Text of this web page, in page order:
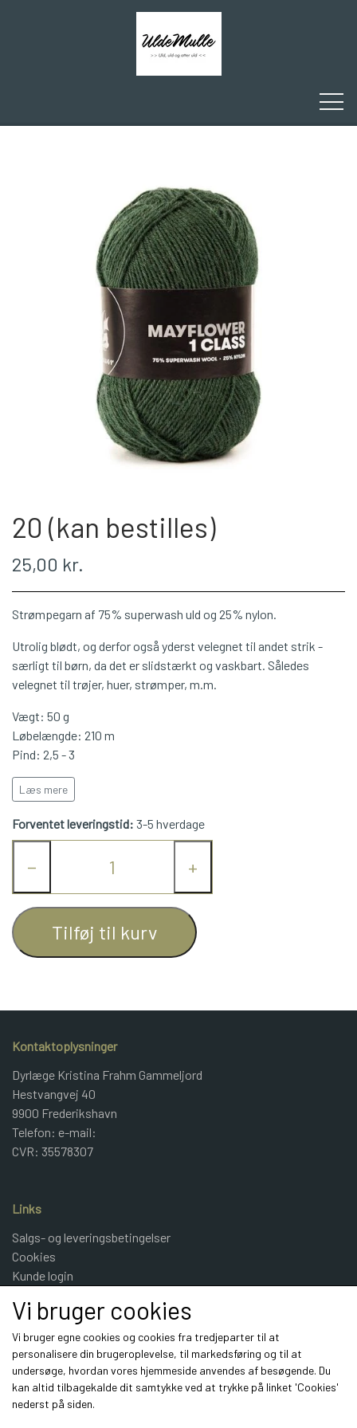
FORSIDE
ULDEMULLE
KONTAKT
WEBSHOP
PLÖTULOPI
LÉTTLOPI
1 CLASS
BOMULD 8/4
JUNIOR BOMULD
GAVEKORT
20 (kan bestilles)
25,00 kr.
Strømpegarn af 75% superwash uld og 25% nylon.
Utrolig blødt, og derfor også yderst velegnet til andet strik -
særligt til børn, da det er slidstærkt og vaskbart. Således
velegnet til trøjer, huer, strømper, m.m.
Vægt: 50 g
Løbelængde: 210 m
Pind: 2,5 - 3
Kan maskinvaskes ved 40 grader
Læs mere
Forventet leveringstid: 3-5 hverdage
− +
Tilføj til kurv
Kontaktoplysninger
Dyrlæge Kristina Frahm Gammeljord
Hestvangvej 40
9900 Frederikshavn
Telefon: e-mail:
CVR: 35578307
Links
Salgs- og leveringsbetingelser
Cookies
Kunde login
Kontakt
Sociale medier
Vi bruger cookies
Vi bruger egne cookies og cookies fra tredjeparter til at
personalisere din brugeroplevelse, til markedsføring og til at
undersøge, hvordan vores hjemmeside anvendes af besøgende. Du
kan altid tilbagekalde dit samtykke ved at trykke på linket 'Cookies'
nederst på siden.